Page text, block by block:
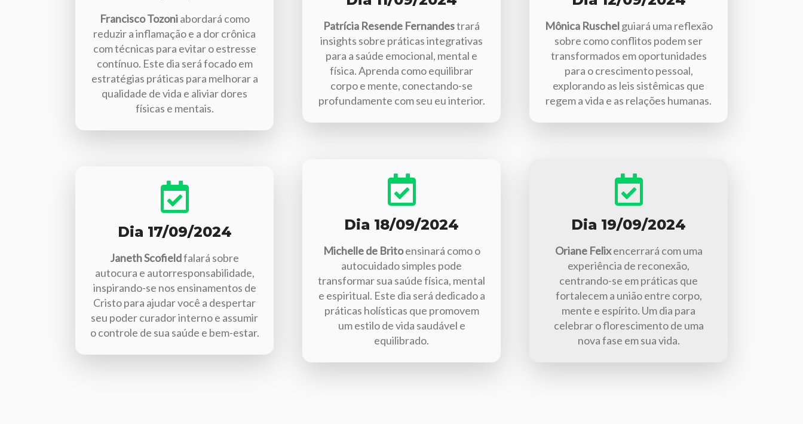
Francisco Tozoniabordará como
reduzir a inflamação e a dor crônica
com técnicas para evitar o estresse
contínuo. Este dia será focado em
estratégias práticas para melhorar a
qualidade de vida e aliviar dores
físicas e mentais.
Patrícia Resende Fernandestrará
insights sobre práticas integrativas
para a saúde emocional, mental e
física. Aprenda como equilibrar
corpo e mente, conectando-se
profundamente com seu eu interior.
Mônica Ruschelguiará uma reflexão
sobre como conflitos podem ser
transformados em oportunidades
para o crescimento pessoal,
explorando as leis sistêmicas que
regem a vida e as relações humanas.
Dia 17/09/2024
Janeth Scofieldfalará sobre
autocura e autorresponsabilidade,
inspirando-se nos ensinamentos de
Cristo para ajudar você a despertar
seu poder curador interno e assumir
o controle de sua saúde e bem-estar.
Dia 18/09/2024
Michelle de Britoensinará como o
autocuidado simples pode
transformar sua saúde física, mental
e espiritual. Este dia será dedicado a
práticas holísticas que promovem
um estilo de vida saudável e
equilibrado.
Dia 19/09/2024
Oriane Felixencerrará com uma
experiência de reconexão,
centrando-se em práticas que
fortalecem a união entre corpo,
mente e espírito. Um dia para
celebrar o florescimento de uma
nova fase em sua vida.